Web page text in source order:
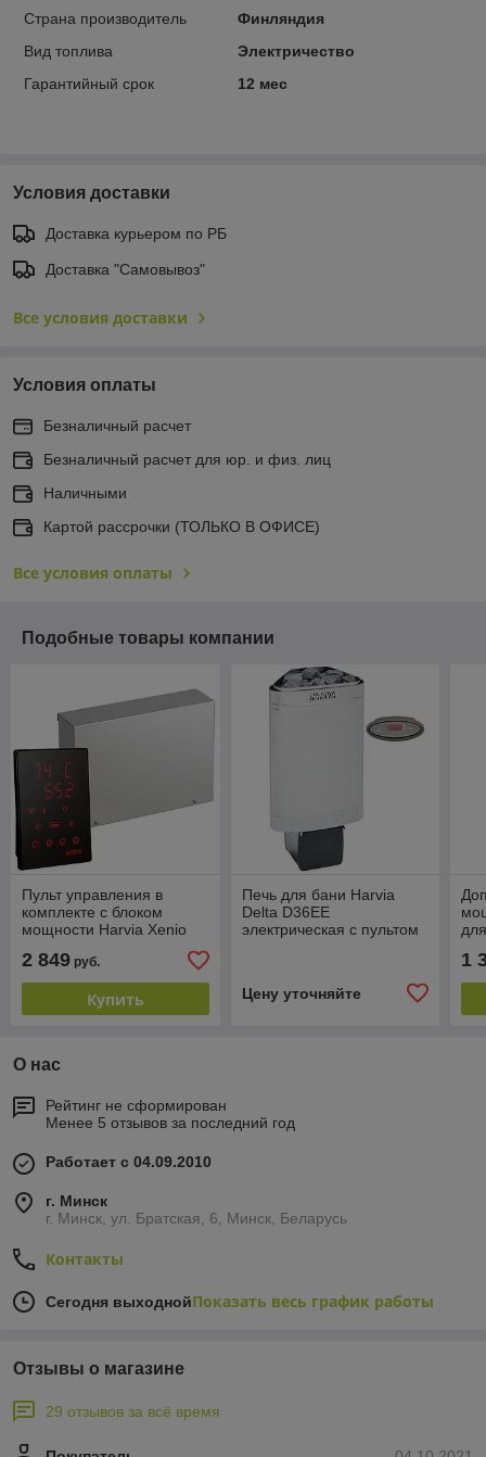
Страна производитель
Финляндия
Вид топлива
Электричество
Гарантийный срок
12 мес
Условия доставки
Доставка курьером по РБ
Доставка "Самовывоз"
Все условия доставки
Условия оплаты
Безналичный расчет
Безналичный расчет для юр. и физ. лиц
Наличными
Картой рассрочки (ТОЛЬКО В ОФИСЕ)
Все условия оплаты
Подобные товары компании
Пульт управления в
комплекте с блоком
мощности Harvia Xenio
2 849 руб.
Купить
Печь для бани Harvia
Delta D36EE
электрическая с пультом
Цену уточняйте
1
О нас
Рейтинг не сформирован
Менее 5 отзывов за последний год
Работает с 04.09.2010
г. Минск
г. Минск, ул. Братская, 6, Минск, Беларусь
Контакты
Сегодня выходнойПоказать весь график работы
Отзывы о магазине
29 отзывов за всё время